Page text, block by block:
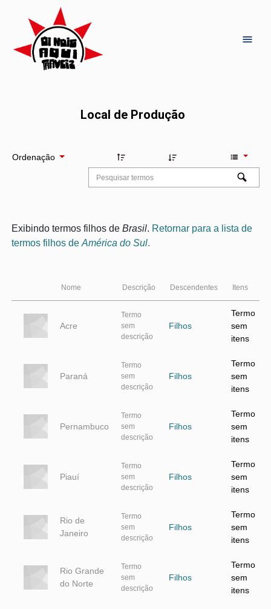
Local de Produção
Ordenação
Exibindo termos filhos de Brasil. Retornar para a lista de
termos filhos de América do Sul.
Nome Descrição Descendentes Itens
Acre
Termo
sem
descrição
Filhos
Termo
sem
itens
Paraná
Termo
sem
descrição
Filhos
Termo
sem
itens
Pernambuco
Termo
sem
descrição
Filhos
Termo
sem
itens
Piauí
Termo
sem
descrição
Filhos
Termo
sem
itens
Rio de
Janeiro
Termo
sem
descrição
Filhos
Termo
sem
itens
Rio Grande
do Norte
Termo
sem
descrição
Filhos
Termo
sem
itens